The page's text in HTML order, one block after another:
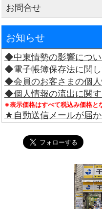
お問合せ
お知らせ
◆中東情勢の影響につ
◆電子帳簿保存法に関
◆会員のお客さまの個
◆個人情報の流出に関す
※表示価格はすべて税込み価格と
★自動送信メールが届